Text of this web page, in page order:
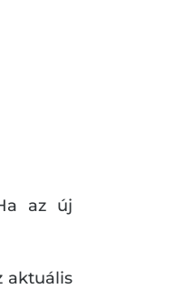
az új
aktuális